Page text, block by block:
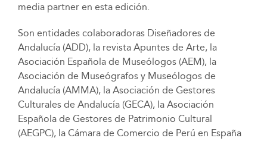
media partner en esta edición.
Son entidades colaboradoras Diseñadores de
Andalucía (ADD), la revista Apuntes de Arte, la
Asociación Española de Museólogos (AEM), la
Asociación de Museógrafos y Museólogos de
Andalucía (AMMA), la Asociación de Gestores
Culturales de Andalucía (GECA), la Asociación
Española de Gestores de Patrimonio Cultural
(AEGPC), la Cámara de Comercio de Perú en España